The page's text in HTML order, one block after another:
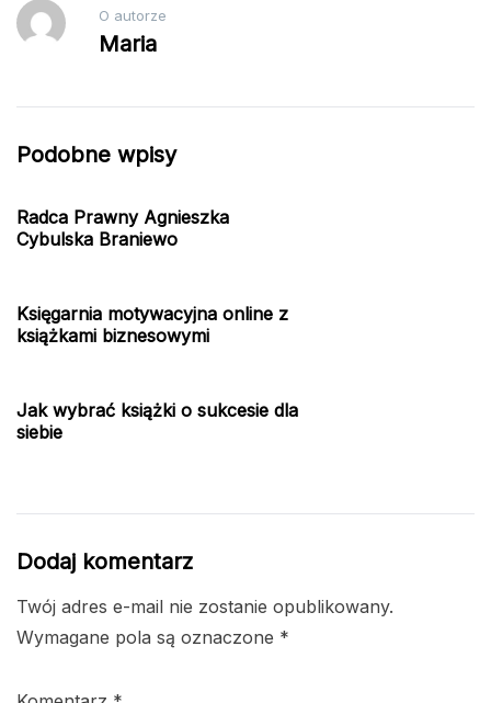
O autorze
Maria
Podobne wpisy
Radca Prawny Agnieszka
Cybulska Braniewo
Księgarnia motywacyjna online z
książkami biznesowymi
Jak wybrać książki o sukcesie dla
siebie
Dodaj komentarz
Twój adres e-mail nie zostanie opublikowany.
Wymagane pola są oznaczone *